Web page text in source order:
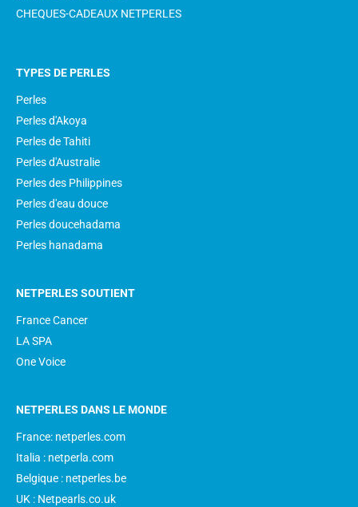
CHEQUES-CADEAUX NETPERLES
TYPES DE PERLES
Perles
Perles d'Akoya
Perles de Tahiti
Perles d'Australie
Perles des Philippines
Perles d'eau douce
Perles doucehadama
Perles hanadama
NETPERLES SOUTIENT
France Cancer
LA SPA
One Voice
NETPERLES DANS LE MONDE
France: netperles.com
Italia : netperla.com
Belgique : netperles.be
UK : Netpearls.co.uk